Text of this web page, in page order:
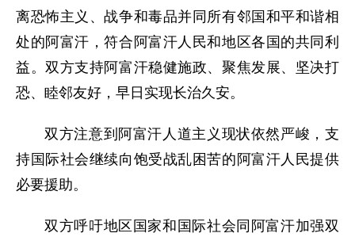
离恐怖主义、战争和毒品并同所有邻国和平和谐相
处的阿富汗，符合阿富汗人民和地区各国的共同利
益。双方支持阿富汗稳健施政、聚焦发展、坚决打
恐、睦邻友好，早日实现长治久安。
双方注意到阿富汗人道主义现状依然严峻，支
持国际社会继续向饱受战乱困苦的阿富汗人民提供
必要援助。
双方呼吁地区国家和国际社会同阿富汗加强双